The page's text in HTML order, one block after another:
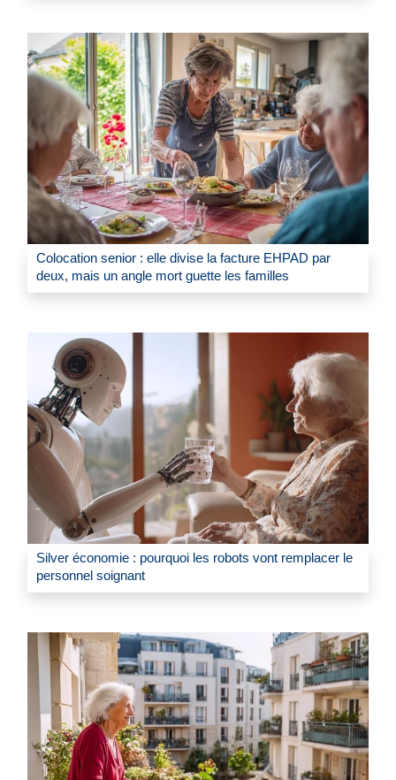
Colocation senior : elle divise la facture EHPAD par
deux, mais un angle mort guette les familles
Silver économie : pourquoi les robots vont remplacer le
personnel soignant